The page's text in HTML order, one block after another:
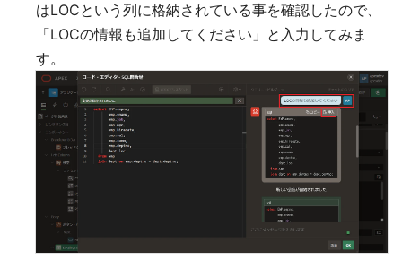
はLOCという列に格納されている事を確認したので、
「LOCの情報も追加してください」と入力してみま
す。